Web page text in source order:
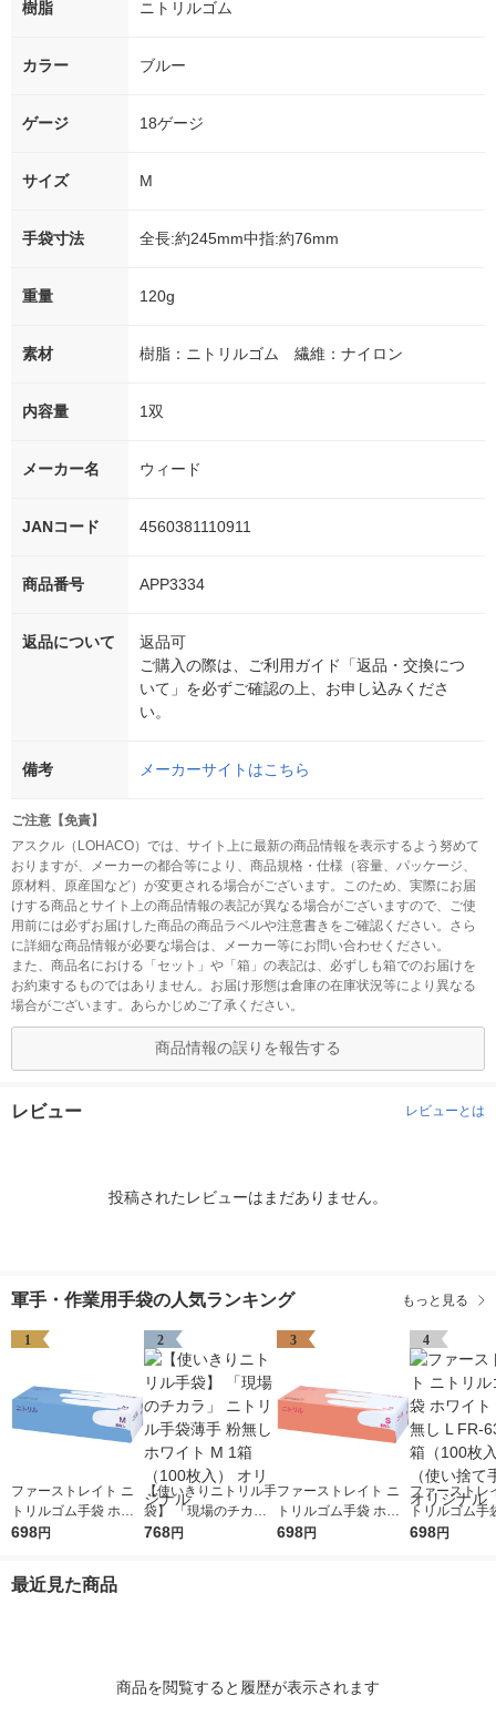
樹脂 ニトリルゴム
カラー ブルー
ゲージ 18ゲージ
サイズ M
手袋寸法 全長:約245mm中指:約76mm
重量 120g
素材 樹脂：ニトリルゴム 繊維：ナイロン
内容量 1双
メーカー名 ウィード
JANコード 4560381110911
商品番号 APP3334
返品について
返品可
ご購入の際は、ご利用ガイド「返品・交換につ
いて」を必ずご確認の上、お申し込みくださ
い。
備考 メーカーサイトはこちら
ご注意【免責】
アスクル（LOHACO）では、サイト上に最新の商品情報を表示するよう努めて
おりますが、メーカーの都合等により、商品規格・仕様（容量、パッケージ、
原材料、原産国など）が変更される場合がございます。このため、実際にお届
けする商品とサイト上の商品情報の表記が異なる場合がございますので、ご使
用前には必ずお届けした商品の商品ラベルや注意書きをご確認ください。さら
に詳細な商品情報が必要な場合は、メーカー等にお問い合わせください。
また、商品名における「セット」や「箱」の表記は、必ずしも箱でのお届けを
お約束するものではありません。お届け形態は倉庫の在庫状況等により異なる
場合がございます。あらかじめご了承ください。
商品情報の誤りを報告する
レビュー レビューとは
投稿されたレビューはまだありません。
軍手・作業用手袋の人気ランキング もっと見る
1
ファーストレイト ニ
トリルゴム手袋 ホワ
イト 35粉無し M FR-6
リジナル
698円
2
【使いきりニトリル手
袋】 「現場のチカ
ラ」 ニトリル手袋薄
768円
3
ファーストレイト ニ
トリルゴム手袋 ホワ
イト 35粉無し S FR-6
698円
4
ファーストレ
トリルゴム手
イト 35粉無
698円
最近見た商品
商品を閲覧すると履歴が表示されます